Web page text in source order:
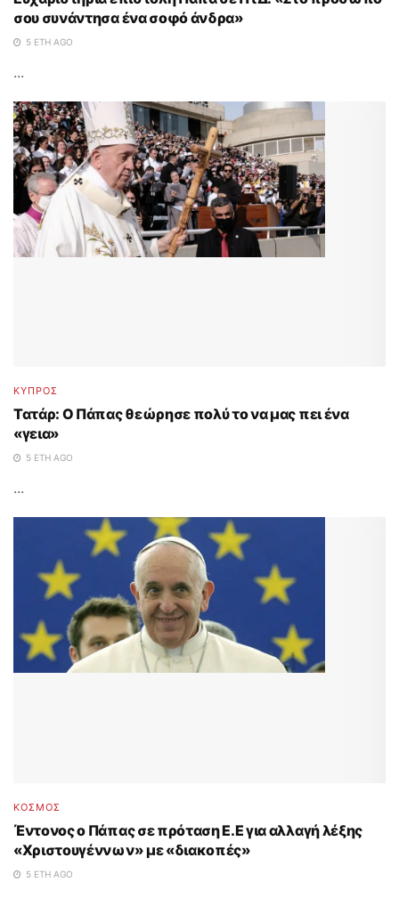
σου συνάντησα ένα σοφό άνδρα»
5 ΈΤΗ AGO
...
ΚΥΠΡΟΣ
Τατάρ: Ο Πάπας θεώρησε πολύ το να μας πει ένα
«γεια»
5 ΈΤΗ AGO
...
ΚΟΣΜΟΣ
Έντονος ο Πάπας σε πρόταση Ε.Ε για αλλαγή λέξης
«Χριστουγέννων» με «διακοπές»
5 ΈΤΗ AGO